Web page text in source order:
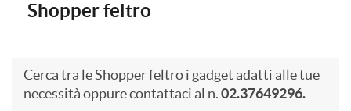
Shopper feltro
Cerca tra le Shopper feltro i gadget adatti alle tue
necessità oppure contattaci al n.02.37649296.